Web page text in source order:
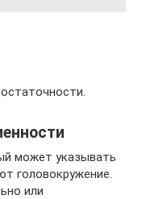
может указывать
головокружение.
или